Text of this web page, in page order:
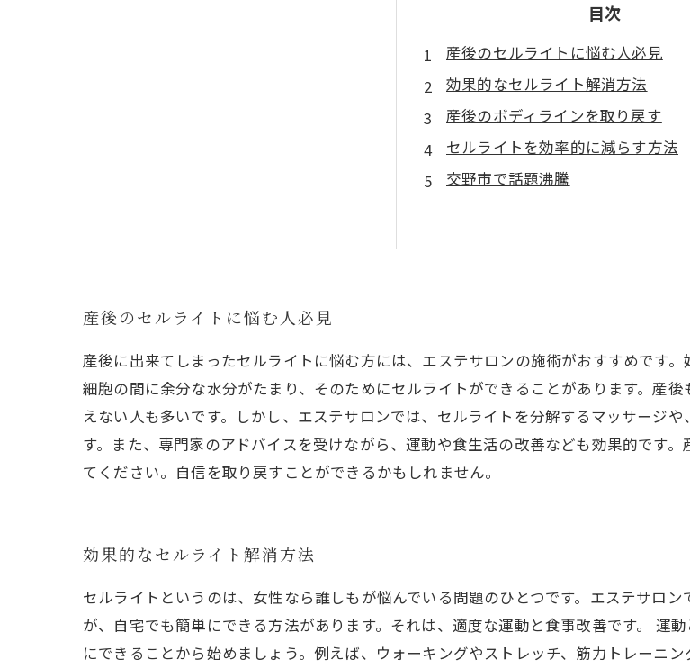
目次
産後のセルライトに悩む人必見
効果的なセルライト解消方法
産後のボディラインを取り戻す
セルライトを効率的に減らす方法
交野市で話題沸騰
産後のセルライトに悩む人必見
産後に出来てしまったセルライトに悩む方には、エステサロンの施術がおすすめです
細胞の間に余分な水分がたまり、そのためにセルライトができることがあります。産
えない人も多いです。しかし、エステサロンでは、セルライトを分解するマッサージ
す。また、専門家のアドバイスを受けながら、運動や食生活の改善なども効果的です
てください。自信を取り戻すことができるかもしれません。
効果的なセルライト解消方法
セルライトというのは、女性なら誰しもが悩んでいる問題のひとつです。エステサロ
が、自宅でも簡単にできる方法があります。それは、適度な運動と食事改善です。 運
にできることから始めましょう。例えば、ウォーキングやストレッチ、筋力トレーニ